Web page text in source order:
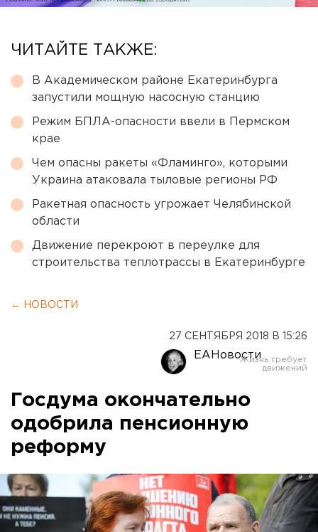
ЧИТАЙТЕ ТАКЖЕ:
В Академическом районе Екатеринбурга
запустили мощную насосную станцию
Режим БПЛА-опасности ввели в Пермском
крае
Чем опасны ракеты «Фламинго», которыми
Украина атаковала тыловые регионы РФ
Ракетная опасность угрожает Челябинской
области
Движение перекроют в переулке для
строительства теплотрассы в Екатеринбурге
← НОВОСТИ
27 СЕНТЯБРЯ 2018 В 15:26
ЕАНовости
Госдума окончательно
одобрила пенсионную
реформу